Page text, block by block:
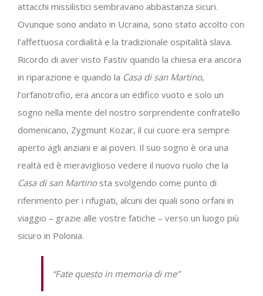
attacchi missilistici sembravano abbastanza sicuri.
Ovunque sono andato in Ucraina, sono stato accolto con
l’affettuosa cordialità e la tradizionale ospitalità slava.
Ricordo di aver visto Fastiv quando la chiesa era ancora
in riparazione e quando la Casa di san Martino,
l’orfanotrofio, era ancora un edifico vuoto e solo un
sogno nella mente del nostro sorprendente confratello
domenicano, Zygmunt Kozar, il cui cuore era sempre
aperto agli anziani e ai poveri. Il suo sogno è ora una
realtà ed è meraviglioso vedere il nuovo ruolo che la
Casa di san Martinosta svolgendo come punto di
riferimento per i rifugiati, alcuni dei quali sono orfani in
viaggio – grazie alle vostre fatiche – verso un luogo più
sicuro in Polonia.
“Fate questo in memoria di me”